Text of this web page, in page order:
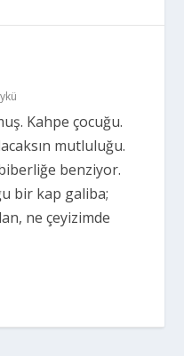
Kahpe çocuğu.
mutluluğu.
benziyor.
bir kap galiba;
ne çeyizimde